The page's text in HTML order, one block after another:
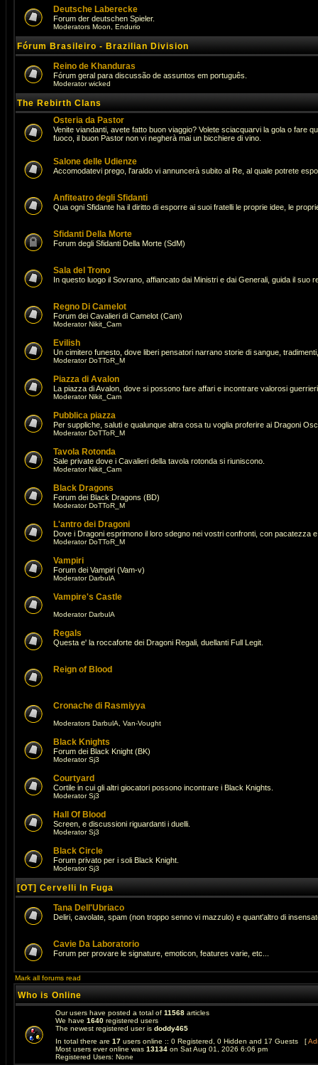
Deutsche Laberecke
Forum der deutschen Spieler.
Moderators Moon Endurio
Fórum Brasileiro - Brazilian Division
Reino de Khanduras
Fórum geral para discussão de assuntos em português.
Moderatorwicked
The Rebirth Clans
Osteria da Pastor
Venite viandanti, avete fatto buon viaggio? Volete sciacquarvi la gola o fare
fuoco, il buon Pastor non vi negherà mai un bicchiere di vino.
Salone delle Udienze
Accomodatevi prego, l'araldo vi annuncerà subito al Re, al quale potrete
Anfiteatro degli Sfidanti
Qua ogni Sfidante ha il diritto di esporre ai suoi fratelli le proprie idee, le
Sfidanti Della Morte
Forum degli Sfidanti Della Morte (SdM)
Sala del Trono
In questo luogo il Sovrano, affiancato dai Ministri e dai Generali, guida il suo
Regno Di Camelot
Forum dei Cavalieri di Camelot (Cam)
ModeratorNikit_Cam
Evilish
Un cimitero funesto, dove liberi pensatori narrano storie di sangue,
ModeratorDoTToR_M
Piazza di Avalon
La piazza di Avalon, dove si possono fare affari e incontrare valorosi
ModeratorNikit_Cam
Pubblica piazza
Per suppliche, saluti e qualunque altra cosa tu voglia proferire ai Dragoni
ModeratorDoTToR_M
Tavola Rotonda
Sale private dove i Cavalieri della tavola rotonda si riuniscono.
ModeratorNikit_Cam
Black Dragons
Forum dei Black Dragons (BD)
ModeratorDoTToR_M
L'antro dei Dragoni
Dove i Dragoni esprimono il loro sdegno nei vostri confronti, con pacatezza
ModeratorDoTToR_M
Vampiri
Forum dei Vampiri (Vam-v)
ModeratorDarbulA
Vampire's Castle
ModeratorDarbulA
Regals
Questa e' la roccaforte dei Dragoni Regali, duellanti Full Legit.
Reign of Blood
Cronache di Rasmiyya
Moderators DarbulA Van-Vought
Black Knights
Forum dei Black Knight (BK)
ModeratorSj3
Courtyard
Cortile in cui gli altri giocatori possono incontrare i Black Knights.
ModeratorSj3
Hall Of Blood
Screen, e discussioni riguardanti i duelli.
ModeratorSj3
Black Circle
Forum privato per i soli Black Knight.
ModeratorSj3
[OT] Cervelli In Fuga
Tana Dell'Ubriaco
Deliri, cavolate, spam (non troppo senno vi mazzulo) e quant'altro di
Cavie Da Laboratorio
Forum per provare le signature, emoticon, features varie, etc...
Mark all forums read
Who is Online
Our users have posted a total of 11568 articles
We have 1640 registered users
The newest registered user is doddy465
In total there are 17 users online :: 0 Registered, 0 Hidden and 17 Guests [
Most users ever online was 13134 on Sat Aug 01, 2026 6:06 pm
Registered Users: None